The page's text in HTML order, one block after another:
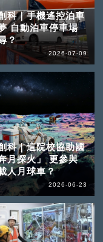
科｜手機遙控泊車
自動泊車停車場
？
2026-07-09
科｜這院校協助國
月探火」 更參與
人月球車？
2026-06-23